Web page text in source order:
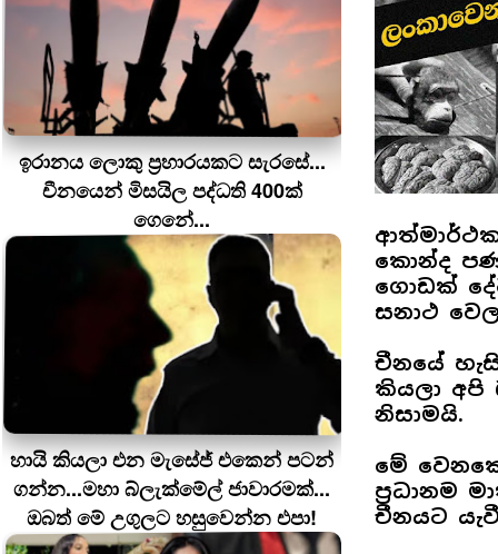
ඉරානය ලොකු ප‍්‍රහාරයකට සැරසේ...
චීනයෙන් මිසයිල පද්ධති 400ක්
ගෙනේ...
හායි කියලා එන මැසේජ් එකෙන් පටන්
ගන්න...මහා බ්ලැක්මේල් ජාවාරමක්...
ඔබත් මේ උගුලට හසුවෙන්න එපා!
කොන්ද
ගොඩක්
සනාථ
චීනයේ
කියලා
නිසාමයි.
මේ
ප්‍රධානම
චීනයට